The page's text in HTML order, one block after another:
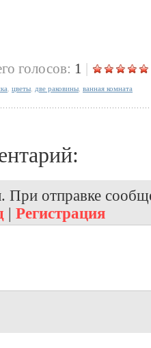
голосов: 1 |
цветы две раковины ванная комната
отправке
| Регистрация